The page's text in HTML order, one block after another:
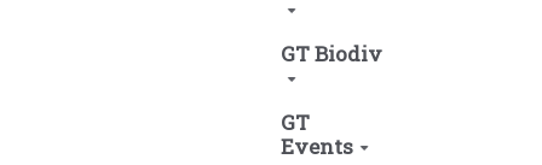
GT Biodiv
GT
Events